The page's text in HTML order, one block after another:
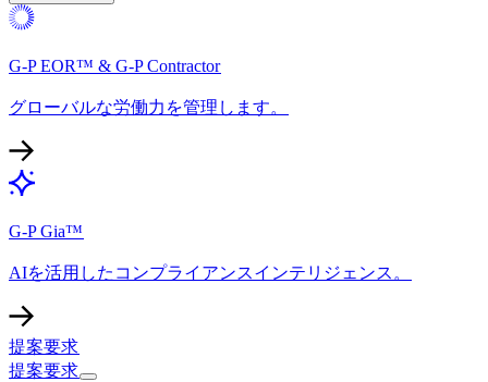
G-P EOR™ & G-P Contractor​​
グローバルな労働力を管理します。​​
G-P Gia™​​
AIを活用したコンプライアンスインテリジェンス。​​
提案要求​​
提案要求​​